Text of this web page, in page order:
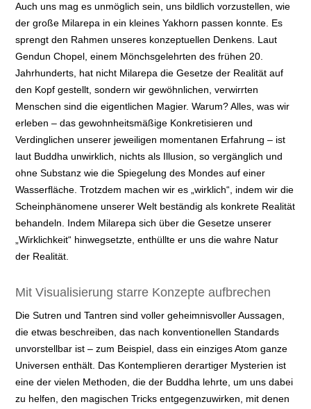
Auch uns mag es unmöglich sein, uns bildlich vorzustellen, wie
der große Milarepa in ein kleines Yakhorn passen konnte. Es
sprengt den Rahmen unseres konzeptuellen Denkens. Laut
Gendun Chopel, einem Mönchsgelehrten des frühen 20.
Jahrhunderts, hat nicht Milarepa die Gesetze der Realität auf
den Kopf gestellt, sondern wir gewöhnlichen, verwirrten
Menschen sind die eigentlichen Magier. Warum? Alles, was wir
erleben – das gewohnheitsmäßige Konkretisieren und
Verdinglichen unserer jeweiligen momentanen Erfahrung – ist
laut Buddha unwirklich, nichts als Illusion, so vergänglich und
ohne Substanz wie die Spiegelung des Mondes auf einer
Wasserfläche. Trotzdem machen wir es „wirklich“, indem wir die
Scheinphänomene unserer Welt beständig als konkrete Realität
behandeln. Indem Milarepa sich über die Gesetze unserer
„Wirklichkeit“ hinwegsetzte, enthüllte er uns die wahre Natur
der Realität.
Mit Visualisierung starre Konzepte aufbrechen
Die Sutren und Tantren sind voller geheimnisvoller Aussagen,
die etwas beschreiben, das nach konventionellen Standards
unvorstellbar ist – zum Beispiel, dass ein einziges Atom ganze
Universen enthält. Das Kontemplieren derartiger Mysterien ist
eine der vielen Methoden, die der Buddha lehrte, um uns dabei
zu helfen, den magischen Tricks entgegenzuwirken, mit denen